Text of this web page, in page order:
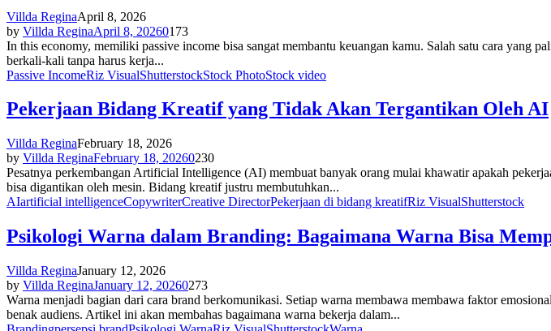
Villda ReginaApril 8, 2026
by Villda ReginaApril 8, 20260173
In this economy, memiliki passive income bisa sangat membantu keuangan kamu. Salah satu cara
berkali-kali tanpa harus kerja...
Passive IncomeRiz VisualShutterstockStock PhotoStock video
Pekerjaan Bidang Kreatif yang Tidak Akan Tergantikan Oleh AI
Villda ReginaFebruary 18, 2026
by Villda ReginaFebruary 18, 20260230
Pesatnya perkembangan Artificial Intelligence (AI) membuat banyak orang mulai khawatir apakah
bisa digantikan oleh mesin. Bidang kreatif justru membutuhkan...
AIartificial intelligenceCopywriterCreative DirectorPekerjaan di bidang kreatifRiz VisualShutterstock
Psikologi Warna dalam Branding: Bagaimana Warna Bisa
Villda ReginaJanuary 12, 2026
by Villda ReginaJanuary 12, 20260273
Warna menjadi bagian dari cara brand berkomunikasi. Setiap warna membawa membawa faktor
benak audiens. Artikel ini akan membahas bagaimana warna bekerja dalam...